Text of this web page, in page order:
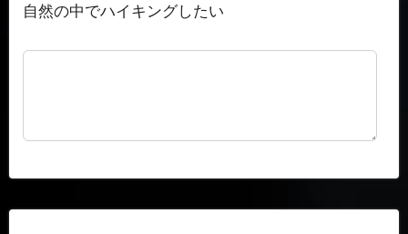
自然の中でハイキングしたい